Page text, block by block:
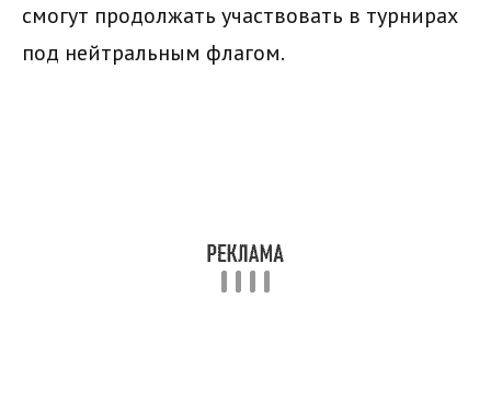
смогут продолжать участвовать в турнирах
под нейтральным флагом.